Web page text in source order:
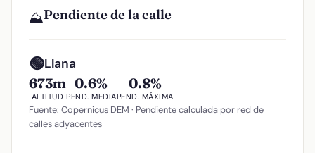
⛰️Pendiente de la calle
🟢Llana
673m
ALTITUD
0.6%
PEND. MEDIA
0.8%
PEND. MÁXIMA
Fuente: Copernicus DEM · Pendiente calculada por red de
calles adyacentes